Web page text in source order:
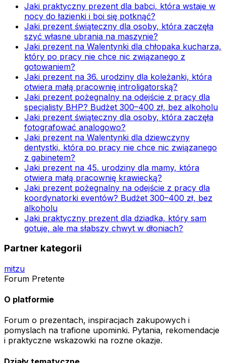
Jaki praktyczny prezent dla babci, która wstaje w
nocy do łazienki i boi się potknąć?
Jaki prezent świąteczny dla osoby, która zaczęła
szyć własne ubrania na maszynie?
Jaki prezent na Walentynki dla chłopaka kucharza,
który po pracy nie chce nic związanego z
gotowaniem?
Jaki prezent na 36. urodziny dla koleżanki, która
otwiera małą pracownię introligatorską?
Jaki prezent pożegnalny na odejście z pracy dla
specjalisty BHP? Budżet 300–400 zł, bez alkoholu
Jaki prezent świąteczny dla osoby, która zaczęła
fotografować analogowo?
Jaki prezent na Walentynki dla dziewczyny
dentystki, która po pracy nie chce nic związanego
z gabinetem?
Jaki prezent na 45. urodziny dla mamy, która
otwiera małą pracownię krawiecką?
Jaki prezent pożegnalny na odejście z pracy dla
koordynatorki eventów? Budżet 300–400 zł, bez
alkoholu
Jaki praktyczny prezent dla dziadka, który sam
gotuje, ale ma słabszy chwyt w dłoniach?
Partner kategorii
mitzu
Forum Pretente
O platformie
Forum o prezentach, inspiracjach zakupowych i
pomyslach na trafione upominki. Pytania, rekomendacje
i praktyczne wskazowki na rozne okazje.